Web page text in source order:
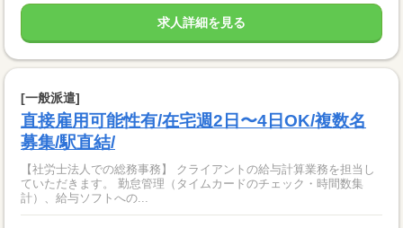
求人詳細を見る
[一般派遣]
直接雇用可能性有/在宅週2日〜4日OK/複数名
募集/駅直結/
【社労士法人での総務事務】 クライアントの給与計算業務を担当し
ていただきます。 勤怠管理（タイムカードのチェック・時間数集
計）、給与ソフトへの...